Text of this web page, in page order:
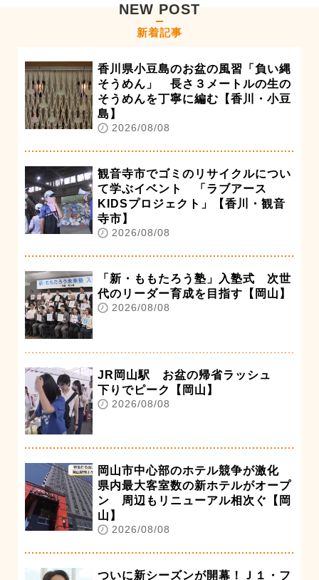
NEW POST
新着記事
香川県小豆島のお盆の風習「負い縄
そうめん」 長さ３メートルの生の
そうめんを丁寧に編む【香川・小豆
島】
2026/08/08
観音寺市でゴミのリサイクルについ
て学ぶイベント 「ラブアース
KIDSプロジェクト」【香川・観音
寺市】
2026/08/08
「新・ももたろう塾」入塾式 次世
代のリーダー育成を目指す【岡山】
2026/08/08
JR岡山駅 お盆の帰省ラッシュ
下りでピーク【岡山】
2026/08/08
岡山市中心部のホテル競争が激化
県内最大客室数の新ホテルがオープ
ン 周辺もリニューアル相次ぐ【岡
山】
2026/08/08
ついに新シーズンが開幕！Ｊ１・フ